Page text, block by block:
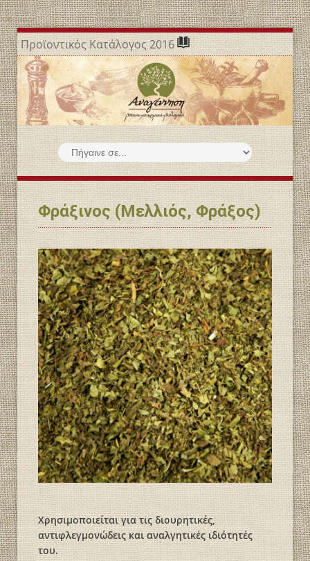
Προϊοντικός Κατάλογος 2016
Φράξινος (Μελλιός, Φράξος)
Χρησιμοποιείται για τις διουρητικές,
αντιφλεγμονώδεις και αναλγητικές ιδιότητές
του.